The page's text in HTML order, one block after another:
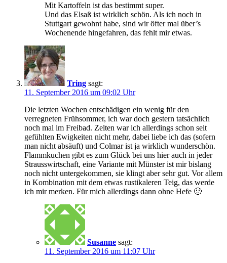
Mit Kartoffeln ist das bestimmt super.
Und das Elsaß ist wirklich schön. Als ich noch in
Stuttgart gewohnt habe, sind wir öfter mal über’s
Wochenende hingefahren, das fehlt mir etwas.
Tring sagt:
11. September 2016 um 09:02 Uhr
Die letzten Wochen entschädigen ein wenig für den
verregneten Frühsommer, ich war doch gestern tatsächlich
noch mal im Freibad. Zelten war ich allerdings schon seit
gefühlten Ewigkeiten nicht mehr, dabei liebe ich das (sofern
man nicht absäuft) und Colmar ist ja wirklich wunderschön.
Flammkuchen gibt es zum Glück bei uns hier auch in jeder
Strausswirtschaft, eine Variante mit Münster ist mir bislang
noch nicht untergekommen, sie klingt aber sehr gut. Vor allem
in Kombination mit dem etwas rustikaleren Teig, das werde
ich mir merken. Für mich allerdings dann ohne Hefe 🙂
Susanne sagt:
11. September 2016 um 11:07 Uhr